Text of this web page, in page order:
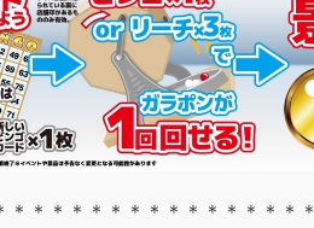
＊＊＊＊＊＊＊＊＊＊＊＊＊＊＊＊